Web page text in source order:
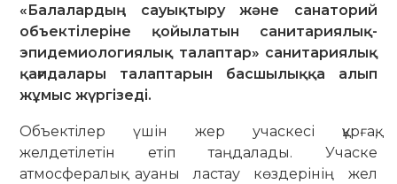
«Балалардың сауықтыру және санаторий
объектілеріне қойылатын санитариялық-
эпидемиологиялық талаптар» санитариялық
қағидалары талаптарын басшылыққа алып
жұмыс жүргізеді.
Объектілер үшін жер учаскесі құрғақ,
желдетілетін етіп таңдалады. Учаске
атмосфералық ауаны ластау көздерінің жел